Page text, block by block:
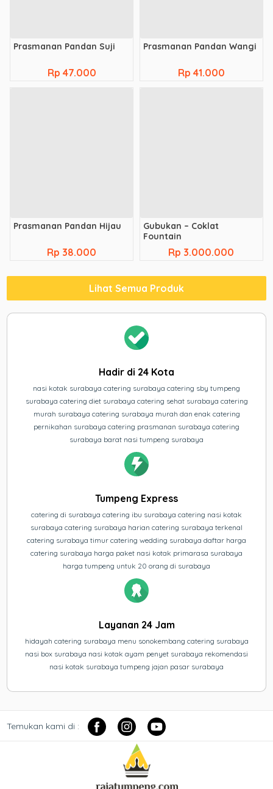
Prasmanan Pandan Suji
Rp 47.000
Prasmanan Pandan Wangi
Rp 41.000
Prasmanan Pandan Hijau
Rp 38.000
Gubukan – Coklat
Fountain
Rp 3.000.000
Lihat Semua Produk
Hadir di 24 Kota
nasi kotak surabaya catering surabaya catering sby tumpeng
surabaya catering diet surabaya catering sehat surabaya catering
murah surabaya catering surabaya murah dan enak catering
pernikahan surabaya catering prasmanan surabaya catering
surabaya barat nasi tumpeng surabaya
Tumpeng Express
catering di surabaya catering ibu surabaya catering nasi kotak
surabaya catering surabaya harian catering surabaya terkenal
catering surabaya timur catering wedding surabaya daftar harga
catering surabaya harga paket nasi kotak primarasa surabaya
harga tumpeng untuk 20 orang di surabaya
Layanan 24 Jam
hidayah catering surabaya menu sonokembang catering surabaya
nasi box surabaya nasi kotak ayam penyet surabaya rekomendasi
nasi kotak surabaya tumpeng jajan pasar surabaya
Temukan kami di :